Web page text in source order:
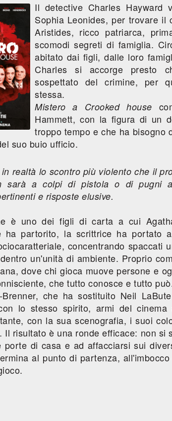
Il detective Charles Hayward
Sophia Leonides, per trovare il
Aristides, ricco patriarca,
scomodi segreti di famiglia.
abitato dai figli, dalle loro
Charles si accorge presto
sospettato del crimine, per
stessa.
Mistero a Crooked house
Hammett, con la figura di un
troppo tempo e che ha bisogno
suo buio ufficio.
realtà lo scontro più violento che il
sarà a colpi di pistola o di pugni
e risposte elusive.
è uno dei figli di carta a cui
ha partorito, la scrittrice ha portato
concentrando spaccati
un'unità di ambiente. Proprio
dove chi gioca muove persone e
che tutto conosce e tutto
Brenner, che ha sostituito Neil
lo stesso spirito, armi del
con la sua scenografia, i suoi
Il risultato è una ronde efficace: non si
porte di casa e ad affacciarsi sui
al punto di partenza,